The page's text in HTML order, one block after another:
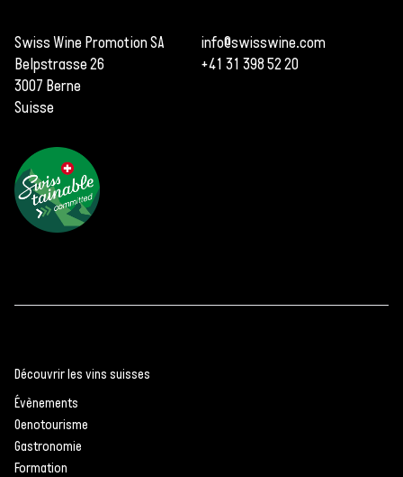
Swiss Wine Promotion SA
Belpstrasse 26
3007 Berne
Suisse
info@swisswine.com
+41 31 398 52 20
Découvrir les vins suisses
Évènements
Oenotourisme
Gastronomie
Formation